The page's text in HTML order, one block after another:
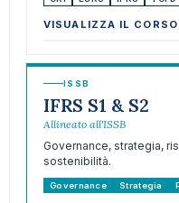
VISUALIZZA IL CORSO
ISSB
IFRS S1 & S2
Allineato all'ISSB
Governance, strategia,
sostenibilità.
Governance Strategia